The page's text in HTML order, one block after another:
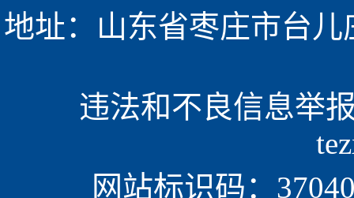
地址：山东省枣庄市台儿
违法和不良信息举
网站标识码：